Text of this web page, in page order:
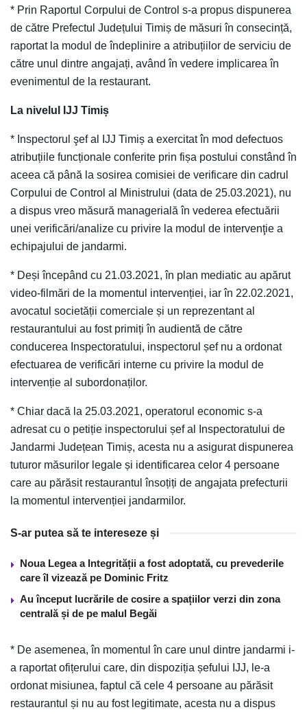
* Prin Raportul Corpului de Control s-a propus dispunerea
de către Prefectul Județului Timiș de măsuri în consecință,
raportat la modul de îndeplinire a atribuțiilor de serviciu de
către unul dintre angajați, având în vedere implicarea în
evenimentul de la restaurant.
La nivelul IJJ Timiș
* Inspectorul şef al IJJ Timiș a exercitat în mod defectuos
atribuțiile funcționale conferite prin fișa postului constând în
aceea că până la sosirea comisiei de verificare din cadrul
Corpului de Control al Ministrului (data de 25.03.2021), nu
a dispus vreo măsură managerială în vederea efectuării
unei verificări/analize cu privire la modul de intervenţie a
echipajului de jandarmi.
* Deși începând cu 21.03.2021, în plan mediatic au apărut
video-filmări de la momentul intervenției, iar în 22.02.2021,
avocatul societății comerciale și un reprezentant al
restaurantului au fost primiți în audientă de către
conducerea Inspectoratului, inspectorul șef nu a ordonat
efectuarea de verificări interne cu privire la modul de
intervenție al subordonaților.
* Chiar dacă la 25.03.2021, operatorul economic s-a
adresat cu o petiție inspectorului șef al Inspectoratului de
Jandarmi Județean Timiș, acesta nu a asigurat dispunerea
tuturor măsurilor legale și identificarea celor 4 persoane
care au părăsit restaurantul însoțiți de angajata prefecturii
la momentul intervenției jandarmilor.
S-ar putea să te intereseze și
Noua Legea a Integrității a fost adoptată, cu prevederile
care îl vizează pe Dominic Fritz
Au început lucrările de cosire a spațiilor verzi din zona
centrală și de pe malul Begăi
* De asemenea, în momentul în care unul dintre jandarmi i-
a raportat ofițerului care, din dispoziția șefului IJJ, le-a
ordonat misiunea, faptul că cele 4 persoane au părăsit
restaurantul și nu au fost legitimate, acesta nu a dispus